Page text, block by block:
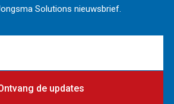
Solutions nieuwsbrief.
de updates